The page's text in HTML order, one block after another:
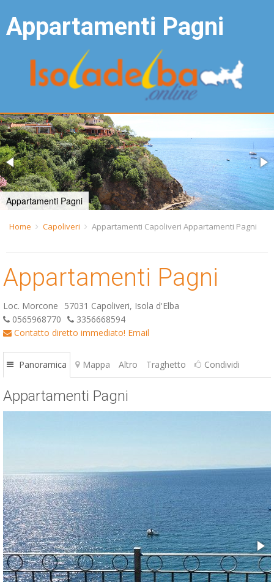
Appartamenti Pagni
Appartamenti Pagni
Home Capoliveri Appartamenti Capoliveri Appartamenti Pagni
Appartamenti Pagni
Loc. Morcone
57031 Capoliveri, Isola d'Elba
0565968770
3356668594
Contatto diretto immediato! Email
Panoramica Mappa Altro Traghetto Condividi
Appartamenti Pagni